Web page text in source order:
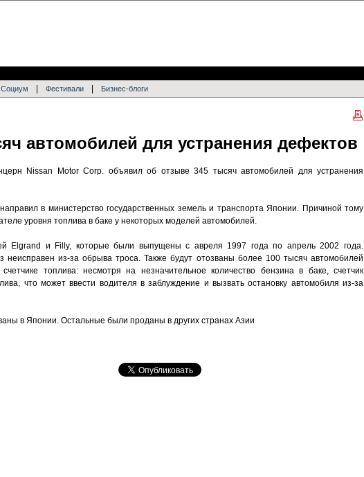
Социум Фестивали Бизнес-блоги
автомобилей для устранения дефектов
Nissan Motor Corp. объявил об отзыве 345 тысяч автомобилей для устранения
в министерство государственных земель и транспорта Японии. Причиной тому
уровня топлива в баке у некоторых моделей автомобилей.
Elgrand и Filly, которые были выпущены с авреля 1997 года по апрель 2002 года.
неисправен из-за обрыва троса. Также будут отозваны более 100 тысяч автомобилей
топлива: несмотря на незначительное количество бензина в баке, счетчик
что может ввести водителя в заблуждение и вызвать остановку автомобиля из-за
в Японии. Остальные были проданы в других странах Азии